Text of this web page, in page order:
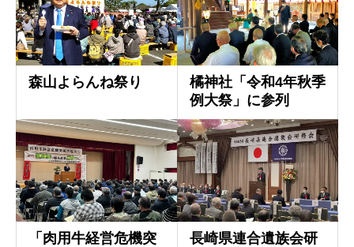
森山よらんね祭り
橘神社「令和4年秋季
例大祭」に参列
「肉用牛経営危機突
長崎県連合遺族会研